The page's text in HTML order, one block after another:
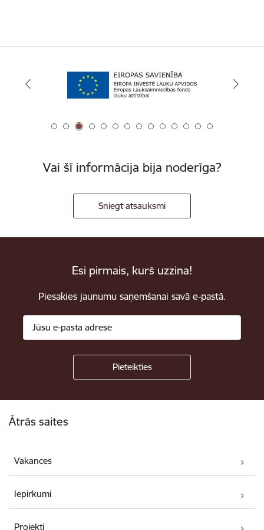
Vai šī informācija bija noderīga?
Sniegt atsauksmi
Esi pirmais, kurš uzzina!
Piesakies jaunumu saņemšanai savā e-pastā.
Ātrās saites
Vakances
Iepirkumi
Projekti